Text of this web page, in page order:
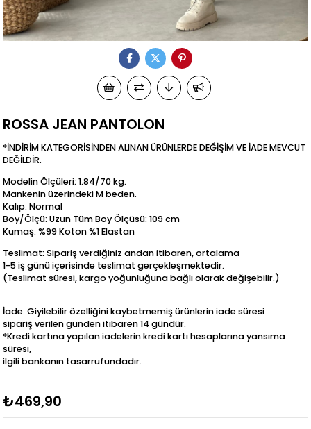
ROSSA JEAN PANTOLON
*İNDİRİM KATEGORİSİNDEN ALINAN ÜRÜNLERDE DEĞİŞİM VE İADE MEVCUT
DEĞİLDİR.
Modelin Ölçüleri: 1.84/70 kg.
Mankenin üzerindeki M beden.
Kalıp: Normal
Boy/Ölçü: Uzun Tüm Boy Ölçüsü: 109 cm
Kumaş: %99 Koton %1 Elastan
Teslimat: Sipariş verdiğiniz andan itibaren, ortalama
1-5 iş günü içerisinde teslimat gerçekleşmektedir.
(Teslimat süresi, kargo yoğunluğuna bağlı olarak değişebilir.)
İade: Giyilebilir özelliğini kaybetmemiş ürünlerin iade süresi
sipariş verilen günden itibaren 14 gündür.
*Kredi kartına yapılan iadelerin kredi kartı hesaplarına yansıma
süresi,
ilgili bankanın tasarrufundadır.
₺469,90